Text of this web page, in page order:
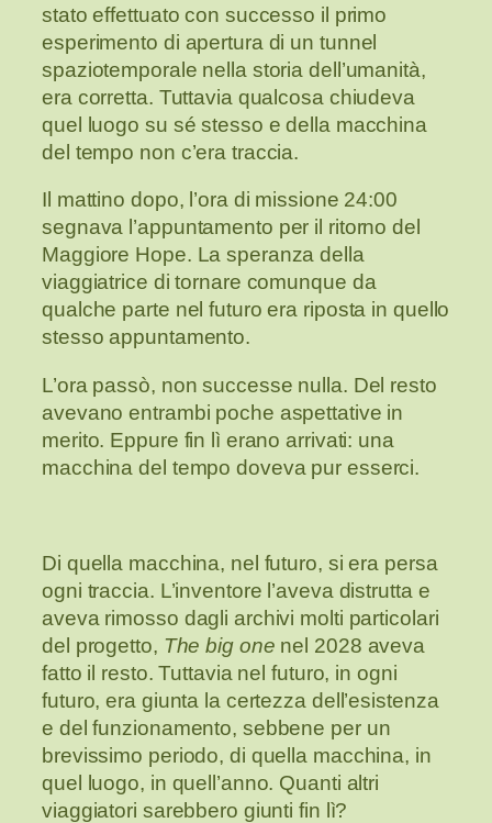
stato effettuato con successo il primo
esperimento di apertura di un tunnel
spaziotemporale nella storia dell’umanità,
era corretta. Tuttavia qualcosa chiudeva
quel luogo su sé stesso e della macchina
del tempo non c’era traccia.
Il mattino dopo, l’ora di missione 24:00
segnava l’appuntamento per il ritorno del
Maggiore Hope. La speranza della
viaggiatrice di tornare comunque da
qualche parte nel futuro era riposta in quello
stesso appuntamento.
L’ora passò, non successe nulla. Del resto
avevano entrambi poche aspettative in
merito. Eppure fin lì erano arrivati: una
macchina del tempo doveva pur esserci.
Di quella macchina, nel futuro, si era persa
ogni traccia. L’inventore l’aveva distrutta e
aveva rimosso dagli archivi molti particolari
del progetto, The big one nel 2028 aveva
fatto il resto. Tuttavia nel futuro, in ogni
futuro, era giunta la certezza dell’esistenza
e del funzionamento, sebbene per un
brevissimo periodo, di quella macchina, in
quel luogo, in quell’anno. Quanti altri
viaggiatori sarebbero giunti fin lì?